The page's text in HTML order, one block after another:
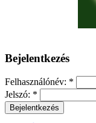
Bejelentkezés
Felhasználónév: *
Jelszó: *